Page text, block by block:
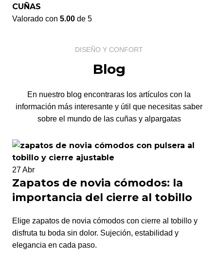
CUÑAS
Valorado con 5.00 de 5
DISEÑO Y CONFORT
Blog
En nuestro blog encontraras los artículos con la
información más interesante y útil que necesitas saber
sobre el mundo de las cuñas y alpargatas
27 Abr
Zapatos de novia cómodos: la
importancia del cierre al tobillo
Elige zapatos de novia cómodos con cierre al tobillo y
disfruta tu boda sin dolor. Sujeción, estabilidad y
elegancia en cada paso.